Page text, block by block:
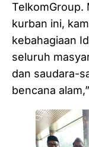
TelkomGroup.
kurban ini,
kebahagiaan
seluruh
dan saudara-
bencana